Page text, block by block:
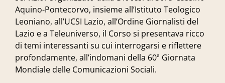
Aquino-Pontecorvo, insieme all’Istituto Teologico
Leoniano, all’UCSI Lazio, all’Ordine Giornalisti del
Lazio e a Teleuniverso, il Corso si presentava ricco
di temi interessanti su cui interrogarsi e riflettere
profondamente, all’indomani della 60ª Giornata
Mondiale delle Comunicazioni Sociali.